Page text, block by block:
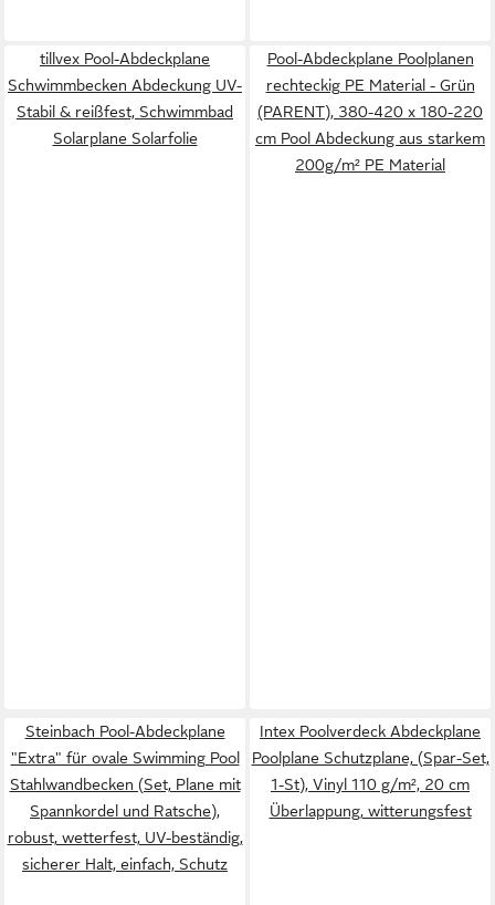
tillvex Pool-Abdeckplane
Schwimmbecken Abdeckung UV-
Stabil & reißfest, Schwimmbad
Solarplane Solarfolie
Pool-Abdeckplane Poolplanen
rechteckig PE Material - Grün
(PARENT), 380-420 x 180-220
cm Pool Abdeckung aus starkem
200g/m² PE Material
Steinbach Pool-Abdeckplane
"Extra" für ovale Swimming Pool
Stahlwandbecken (Set, Plane mit
Spannkordel und Ratsche),
robust, wetterfest, UV-beständig,
sicherer Halt, einfach, Schutz
Intex Poolverdeck Abdeckplane
Poolplane Schutzplane, (Spar-Set,
1-St), Vinyl 110 g/m², 20 cm
Überlappung, witterungsfest